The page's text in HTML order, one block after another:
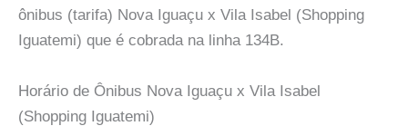
ônibus (tarifa) Nova Iguaçu x Vila Isabel (Shopping
Iguatemi) que é cobrada na linha 134B.
Horário de Ônibus Nova Iguaçu x Vila Isabel
(Shopping Iguatemi)